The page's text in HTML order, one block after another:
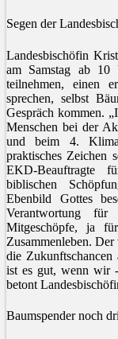
Segen der
Landesbischöfin
am Samstag ab 10
teilnehmen, einen
sprechen, selbst
Gespräch kommen.
Menschen bei der
und beim 4.
praktisches Zeichen
EKD-Beauftragte
biblischen
Ebenbild Gottes
Verantwortung
Mitgeschöpfe, ja
Zusammenleben.
die Zukunftschancen
ist es gut, wenn wir
betont
Baumspender noch